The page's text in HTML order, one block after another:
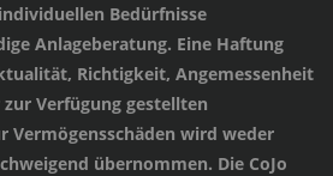
Bedürfnisse
Anlageberatung. Eine Haftung
Richtigkeit, Angemessenheit
Verfügung gestellten
Vermögensschäden wird weder
übernommen. Die CoJo